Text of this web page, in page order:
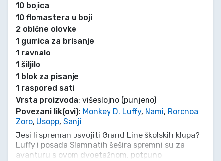
10 bojica
10 flomastera u boji
2 obične olovke
1 gumica za brisanje
1 ravnalo
1 šiljilo
1 blok za pisanje
1 raspored sati
Vrsta proizvoda: višeslojno (punjeno)
Povezani lik(ovi): Monkey D. Luffy, Nami, Roronoa
Zoro, Usopp, Sanji
Jesi li spreman osvojiti Grand Line školskih klupa?
Luffy i posada Slamnatih šešira spremni su za
avanturu s ovom dvoetažnom, potpuno